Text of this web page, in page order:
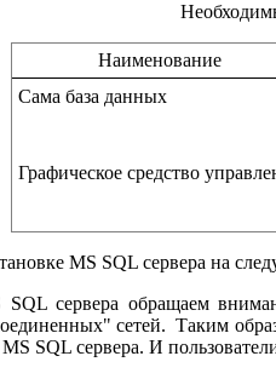
Наименование
Сама база данных
Графическое средство
MS SQL сервера на
сервера обращаем
сетей. Таким
SQL сервера. И